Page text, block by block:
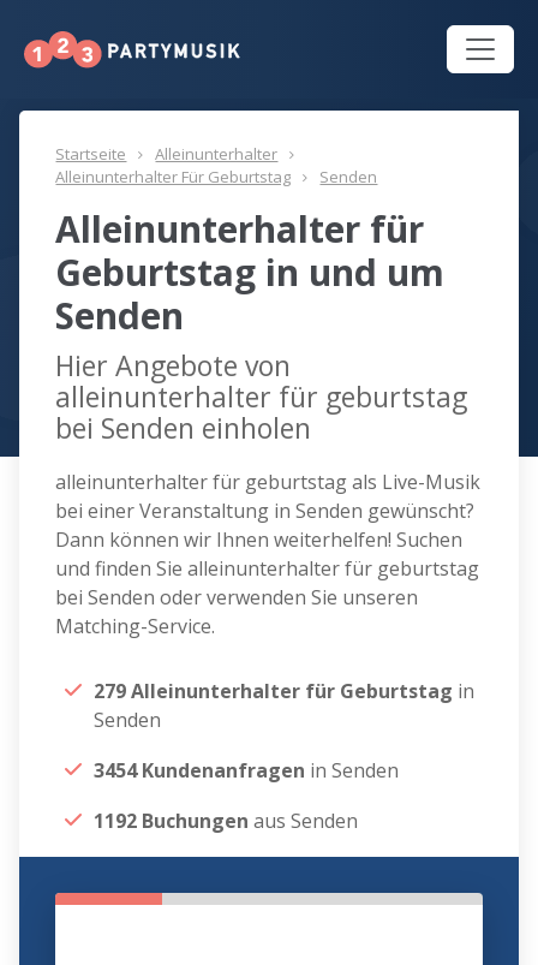
Startseite
Alleinunterhalter
Alleinunterhalter Für Geburtstag
Senden
Alleinunterhalter für
Geburtstag in und um
Senden
Hier Angebote von
alleinunterhalter für geburtstag
bei Senden einholen
alleinunterhalter für geburtstag als Live-Musik
bei einer Veranstaltung in Senden gewünscht?
Dann können wir Ihnen weiterhelfen! Suchen
und finden Sie alleinunterhalter für geburtstag
bei Senden oder verwenden Sie unseren
Matching-Service.
279 Alleinunterhalter für Geburtstag in
Senden
3454 Kundenanfragen in Senden
1192 Buchungen aus Senden